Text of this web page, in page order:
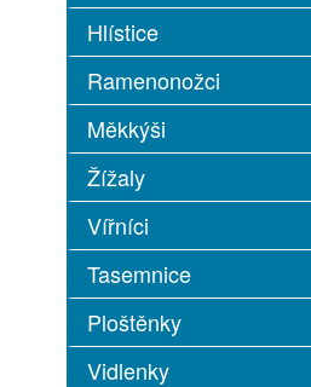
Hlístice
Ramenonožci
Měkkýši
Žížaly
Vířníci
Tasemnice
Ploštěnky
Vidlenky